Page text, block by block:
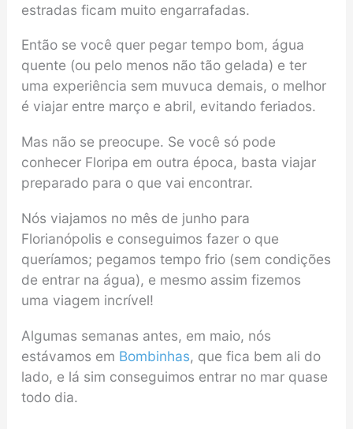
estradas ficam muito engarrafadas.
Então se você quer pegar tempo bom, água
quente (ou pelo menos não tão gelada) e ter
uma experiência sem muvuca demais, o melhor
é viajar entre março e abril, evitando feriados.
Mas não se preocupe. Se você só pode
conhecer Floripa em outra época, basta viajar
preparado para o que vai encontrar.
Nós viajamos no mês de junho para
Florianópolis e conseguimos fazer o que
queríamos; pegamos tempo frio (sem condições
de entrar na água), e mesmo assim fizemos
uma viagem incrível!
Algumas semanas antes, em maio, nós
estávamos em Bombinhas, que fica bem ali do
lado, e lá sim conseguimos entrar no mar quase
todo dia.